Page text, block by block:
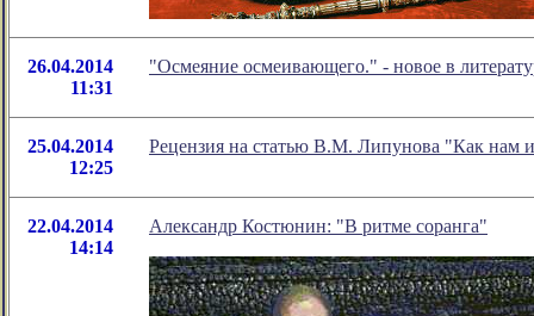
26.04.2014
11:31
"Осмеяние осмеивающего." - новое в
25.04.2014
12:25
Рецензия на статью В.М. Липунова "Как нам
22.04.2014
14:14
Александр Костюнин: "В ритме соранга"